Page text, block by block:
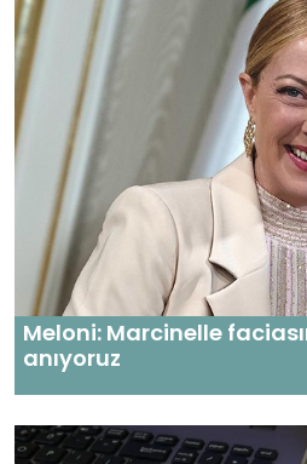
Meloni: Marcinelle
anıyoruz